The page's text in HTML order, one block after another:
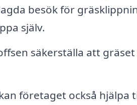
besök för
själv.
säkerställa att gräset
företaget också hjälpa